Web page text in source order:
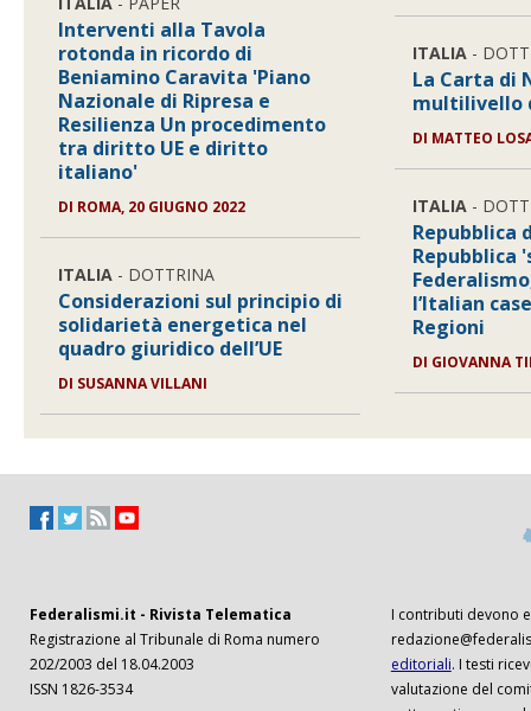
Interventi alla Tavola
rotonda in ricordo di
Beniamino Caravita 'Piano
Nazionale di Ripresa e
Resilienza Un procedimento
tra diritto UE e diritto
italiano'
DI ROMA, 20 GIUGNO 2022
ITALIA - DOTTRINA
Considerazioni sul principio di
solidarietà energetica nel
quadro giuridico dell’UE
DI SUSANNA VILLANI
ITALIA -
La Carta di
multilivello
DI MATTEO
ITALIA -
Repubblica
Repubblica
l’Italian
Regioni
DI GIOVANNA
Federalismi.it - Rivista Telematica
Registrazione al Tribunale di Roma numero
202/2003 del 18.04.2003
ISSN 1826-3534
I contributi devono
editoriali. I testi
valutazione del